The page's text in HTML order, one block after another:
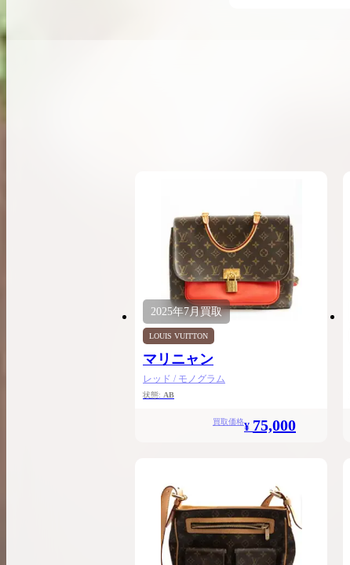
コラムをさらにみる
2025年7月買取
LOUIS VUITTON
マリニャン
レッド / モノグラム
状態: AB
買取価格¥ 75,000